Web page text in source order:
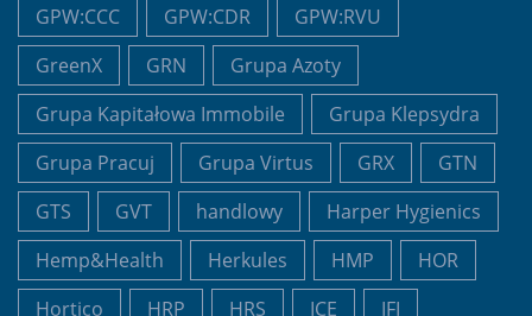
GPW:CCC
GPW:CDR
GPW:RVU
GreenX
GRN
Grupa Azoty
Grupa Kapitałowa Immobile
Grupa Klepsydra
Grupa Pracuj
Grupa Virtus GRX
GTN
GTS
GVT handlowy
Harper Hygienics
Hemp&Health
Herkules HMP
HOR
Hortico
HRP HRS ICE
IFI